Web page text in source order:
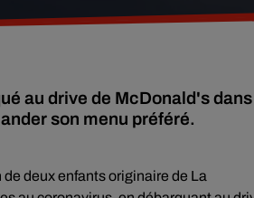
au drive de McDonald's dans
son menu préféré.
de deux enfants originaire de La